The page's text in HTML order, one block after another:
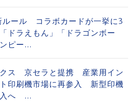
ルール コラボカードが一挙に3
ドラえもん」「ドラゴンボー
ピー...
ス 京セラと提携 産業用イン
印刷機市場に再参入 新型印機
入へ ...